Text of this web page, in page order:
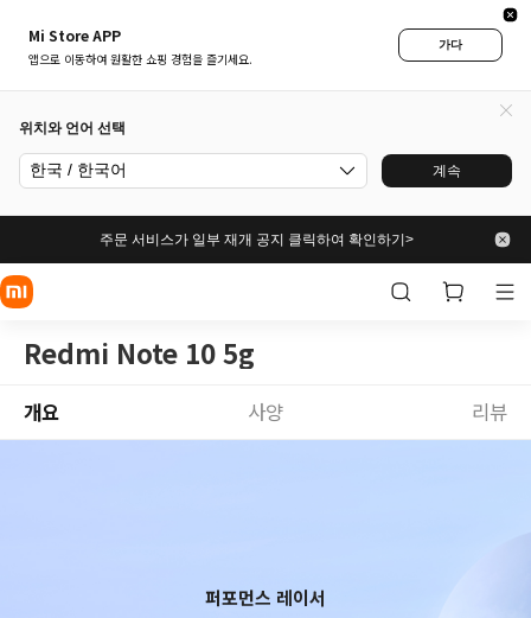
Mi Store APP
앱으로 이동하여 원활한 쇼핑 경험을 즐기세요.
가다
위치와 언어 선택
한국 / 한국어 계속
주문 서비스가 일부 재개 공지 클릭하여 확인하기>
Redmi Note 10 5g
개요 사양 리뷰
퍼포먼스 레이서